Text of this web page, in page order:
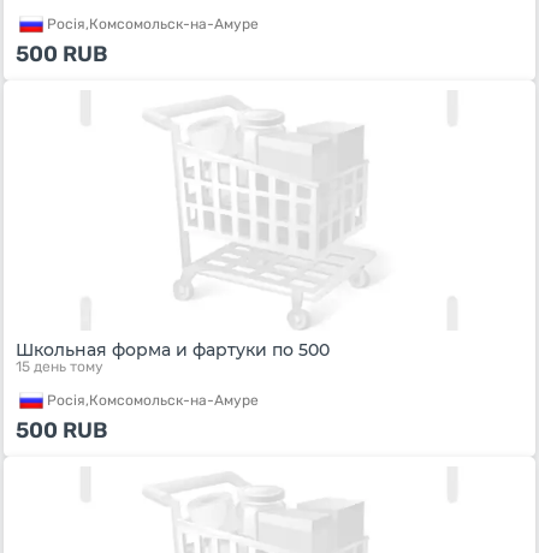
Росiя,Комсомольск-на-Амуре
500 RUB
Школьная форма и фартуки по 500
15 день тому
Росiя,Комсомольск-на-Амуре
500 RUB